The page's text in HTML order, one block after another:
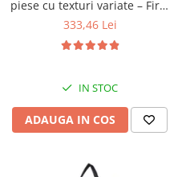
piese cu texturi variate – First
Steps
333,46 Lei
IN STOC
ADAUGA IN COS